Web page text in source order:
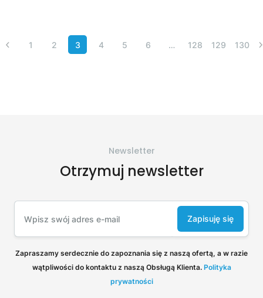
1 2 3 4 5 6 … 128 129 130
Newsletter
Otrzymuj newsletter
Zapisuję się
Zapraszamy serdecznie do zapoznania się z naszą ofertą, a w razie
wątpliwości do kontaktu z naszą Obsługą Klienta. Polityka
prywatności